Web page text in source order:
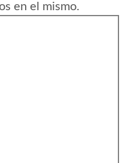
en el mismo.